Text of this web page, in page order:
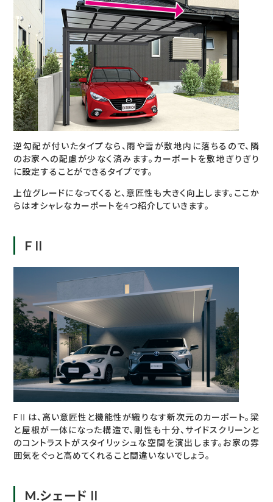
逆勾配が付いたタイプなら、雨や雪が敷地内に落ちるので、隣
のお家への配慮が少なく済みます。カーポートを敷地ぎりぎり
に設定することができるタイプです。
上位グレードになってくると、意匠性も大きく向上します。ここか
らはオシャレなカーポートを4つ紹介していきます。
FⅡ
FⅡは、高い意匠性と機能性が織りなす新次元のカーポート。梁
と屋根が一体になった構造で、剛性も十分、サイドスクリーンと
のコントラストがスタイリッシュな空間を演出します。お家の雰
囲気をぐっと高めてくれること間違いないでしょう。
M.シェードⅡ